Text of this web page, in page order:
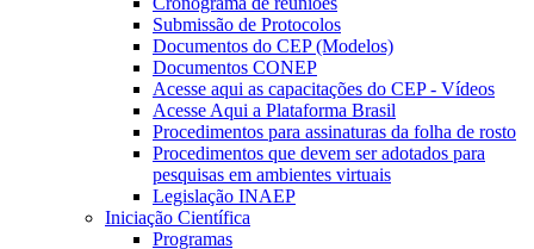
Submissão de Protocolos
Documentos do CEP (Modelos)
Documentos CONEP
Acesse aqui as capacitações do CEP - Vídeos
Acesse Aqui a Plataforma Brasil
Procedimentos para assinaturas da folha de rosto
Procedimentos que devem ser adotados para
pesquisas em ambientes virtuais
Legislação INAEP
Iniciação Científica
Programas